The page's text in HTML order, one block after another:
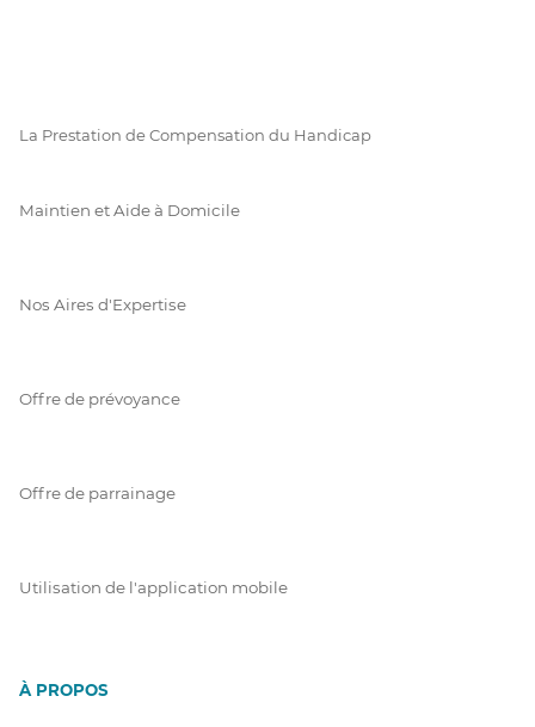
La Prestation de Compensation du Handicap
Maintien et Aide à Domicile
Nos Aires d'Expertise
Offre de prévoyance
Offre de parrainage
Utilisation de l'application mobile
À PROPOS